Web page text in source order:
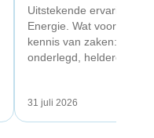
Uitstekende ervaring
Energie. Wat vooral
kennis van zaken:
onderlegd, heldere
Ook de nazorg is
31 juli 2026